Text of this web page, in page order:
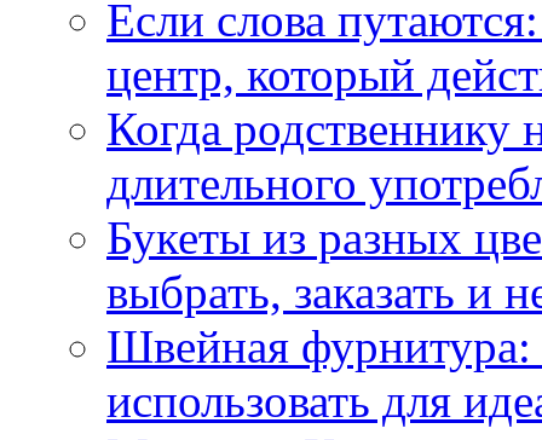
Если слова
центр, который
Когда
длительного
Букеты из разных
выбрать, заказать и
Швейная фурнитура:
использовать для